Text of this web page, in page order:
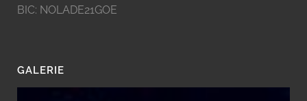
BIC: NOLADE21GOE
GALERIE